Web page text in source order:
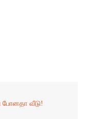
போனதா வீடு!